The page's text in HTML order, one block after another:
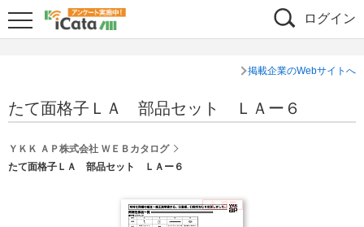
ログイン
掲載企業のWebサイトへ
たて面格子ＬＡ 部品セット ＬＡー６
ＹＫＫ ＡＰ株式会社 ＷＥＢカタログ
たて面格子ＬＡ 部品セット ＬＡー６